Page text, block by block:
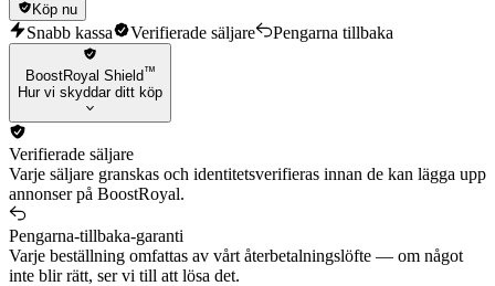
Köp nu
Snabb kassa Verifierade säljare Pengarna tillbaka
BoostRoyal Shield™
Hur vi skyddar ditt köp
Verifierade säljare
Varje säljare granskas och identitetsverifieras innan de kan lägga upp
annonser på BoostRoyal.
Pengarna-tillbaka-garanti
Varje beställning omfattas av vårt återbetalningslöfte — om något
inte blir rätt, ser vi till att lösa det.